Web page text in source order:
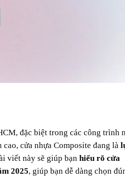
đặc biệt trong các công trình
cửa nhựa Composite đang là
viết này sẽ giúp bạn hiểu rõ cửa
2025, giúp bạn dễ dàng chọn